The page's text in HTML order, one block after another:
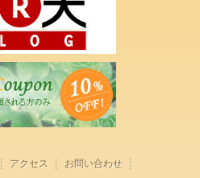
アクセス お問い合わせ